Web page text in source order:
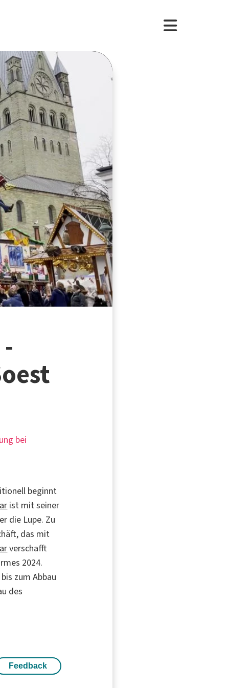
bei
beginnt
ist mit seiner
die Lupe. Zu
das mit
verschafft
2024.
zum Abbau
des
Feedback